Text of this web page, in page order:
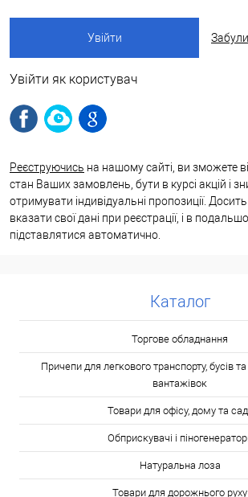
Увійти як користувач
Реєструючись на нашому сайті, ви зможете
стан Ваших замовлень, бути в курсі акцій і
отримувати індивідуальні пропозиції.
вказати свої дані при реєстрації, і в
підставлятися автоматично.
Каталог
Торгове обладнання
Причепи для легкового транспорту, бусів
вантажівок
Товари для офісу, дому та
Обприскувачі і
Натуральна лоза
Товари для дорожнього руху